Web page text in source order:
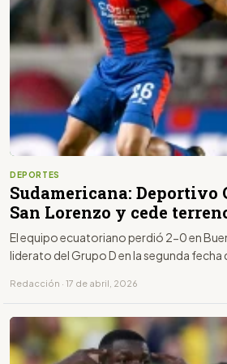
DEPORTES
Sudamericana: Deportivo
San Lorenzo y cede
El equipo ecuatoriano perdió 2-0 en
liderato del Grupo D en la segunda fecha
Redacción · 17 de abril, 2026